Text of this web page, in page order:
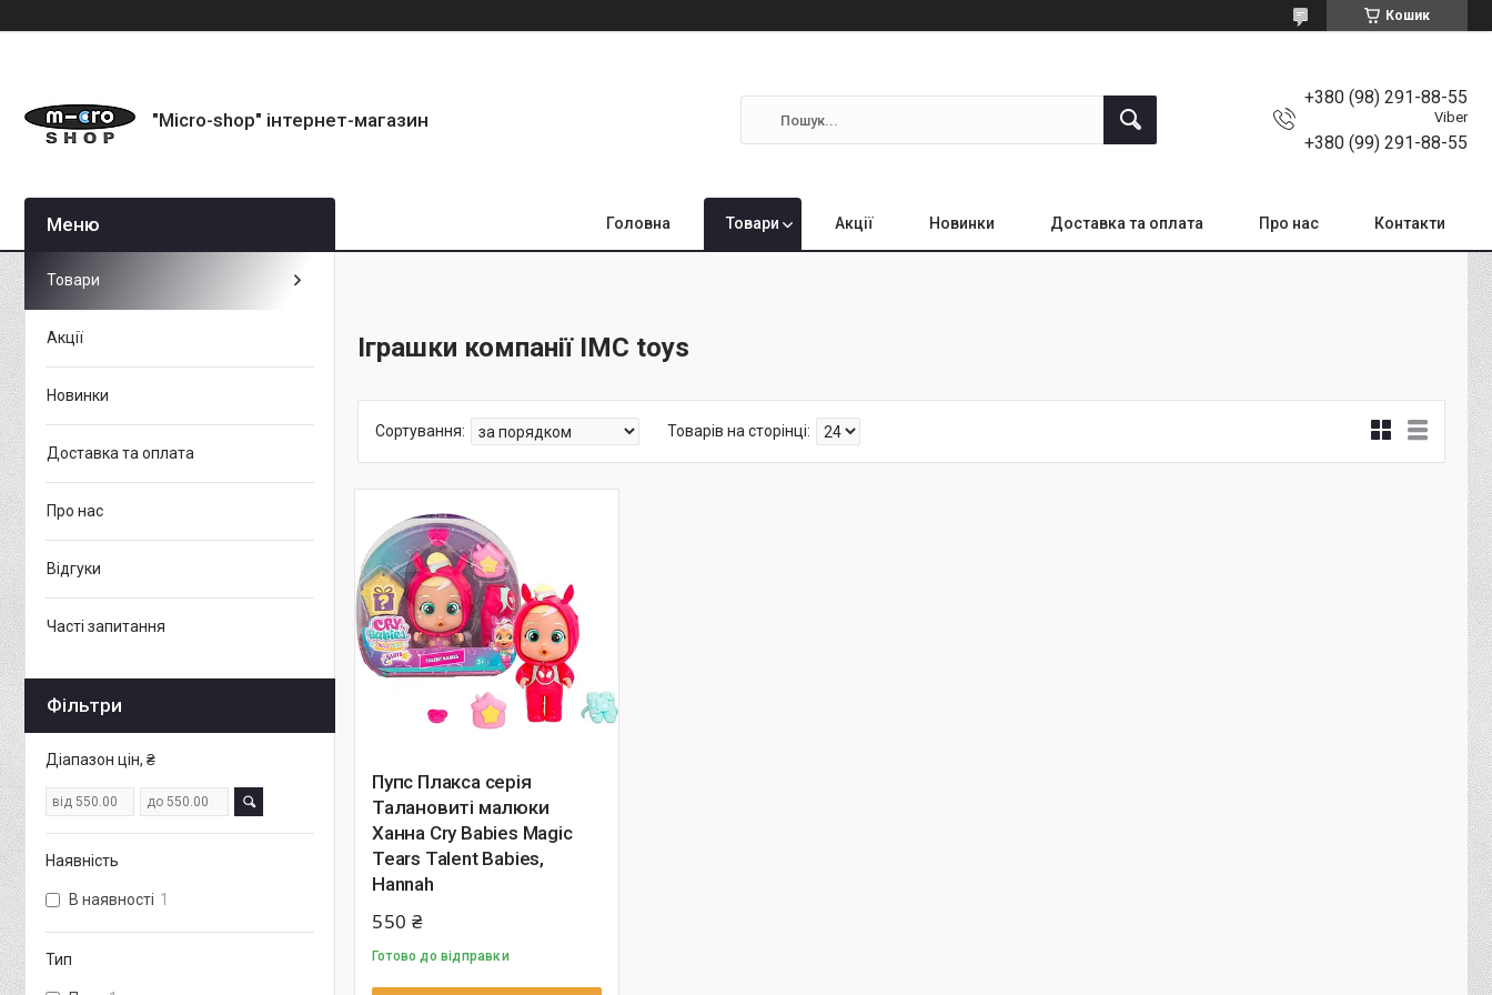
Кошик
"Micro-shop" інтернет-магазин
+380 (98) 291-88-55
Viber
+380 (99) 291-88-55
Головна Товари Акції Новинки Доставка та оплата Про нас Контакти
Іграшки компанії IMC toys
Пупс Плакса серія
Талановиті малюки
Ханна Cry Babies Magic
Tears Talent Babies,
Hannah
550 ₴
Готово до відправки
Товари
Акції
Новинки
Доставка та оплата
Про нас
Відгуки
Часті запитання
Фільтри
Діапазон цін, ₴
Наявність
В наявності 1
Тип